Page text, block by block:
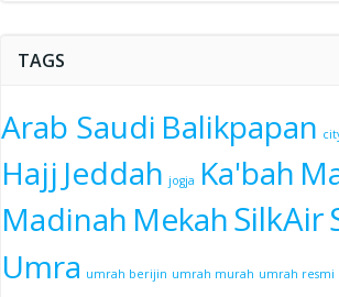
TAGS
Arab Saudi Balikpapan
Hajj Jeddah jogja Ka'bah
Madinah MekahSilkAir
Umra umrah berijin umrah murah umrah resmi